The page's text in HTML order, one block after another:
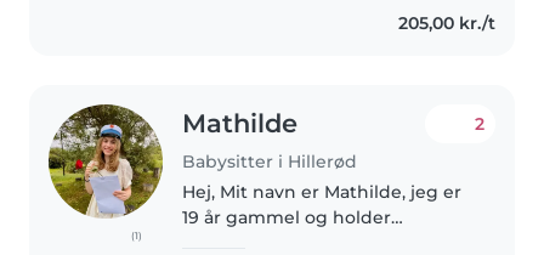
205,00 kr./t
(1)
Mathilde
Babysitter i Hillerød
2
Hej, Mit navn er Mathilde, jeg er
19 år gammel og holder